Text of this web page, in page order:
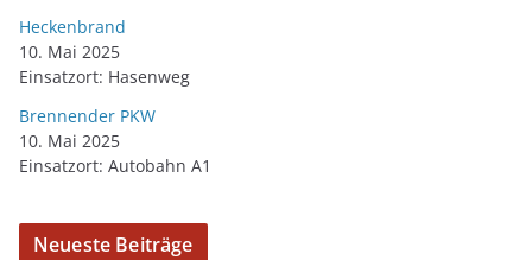
Heckenbrand
10. Mai 2025
Einsatzort: Hasenweg
Brennender PKW
10. Mai 2025
Einsatzort: Autobahn A1
Neueste Beiträge